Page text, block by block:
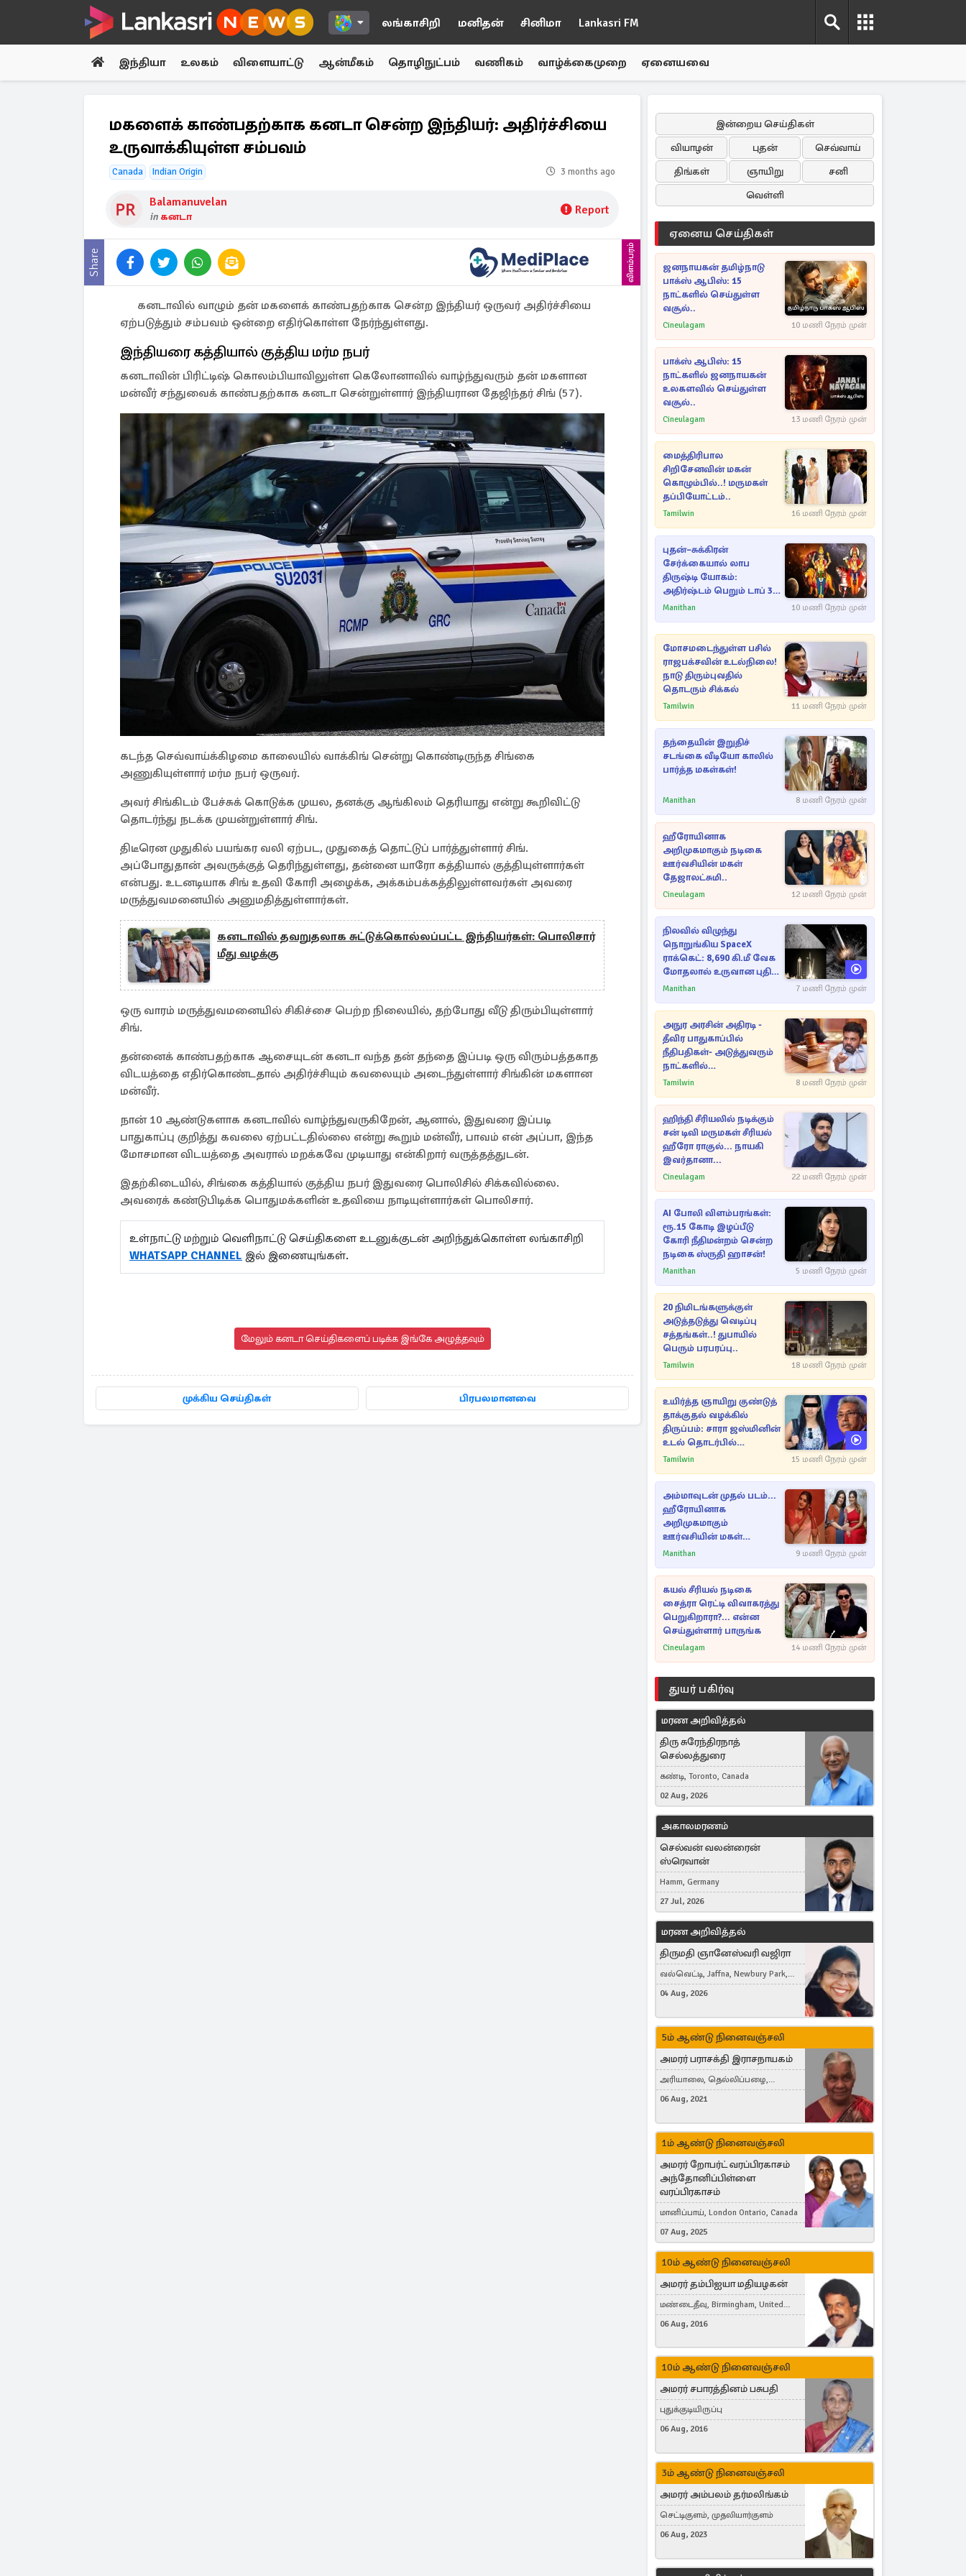
லங்காசிறி மனிதன் சினிமா Lankasri FM
இந்தியா உலகம் விளையாட்டு ஆன்மீகம் தொழிநுட்பம் வணிகம் வாழ்க்கைமுறை ஏனையவை
மகளைக் காண்பதற்காக கனடா சென்ற இந்தியர்: அதிர்ச்சியை
உருவாக்கியுள்ள சம்பவம்
Canada Indian Origin 3 months ago
Balamanuvelan
in கனடா Report
Share விளம்பரம்
கனடாவில் வாழும் தன் மகளைக் காண்பதற்காக சென்ற இந்தியர் ஒருவர் அதிர்ச்சியை
ஏற்படுத்தும் சம்பவம் ஒன்றை எதிர்கொள்ள நேர்ந்துள்ளது.
இந்தியரை கத்தியால் குத்திய மர்ம நபர்
கனடாவின் பிரிட்டிஷ் கொலம்பியாவிலுள்ள கெலோனாவில் வாழ்ந்துவரும் தன் மகளான
மன்வீர் சந்துவைக் காண்பதற்காக கனடா சென்றுள்ளார் இந்தியரான தேஜிந்தர் சிங் (57).
கடந்த செவ்வாய்க்கிழமை காலையில் வாக்கிங் சென்று கொண்டிருந்த சிங்கை
அணுகியுள்ளார் மர்ம நபர் ஒருவர்.
அவர் சிங்கிடம் பேச்சுக் கொடுக்க முயல, தனக்கு ஆங்கிலம் தெரியாது என்று கூறிவிட்டு
தொடர்ந்து நடக்க முயன்றுள்ளார் சிங்.
திடீரென முதுகில் பயங்கர வலி ஏற்பட, முதுகைத் தொட்டுப் பார்த்துள்ளார் சிங்.
அப்போதுதான் அவருக்குத் தெரிந்துள்ளது, தன்னை யாரோ கத்தியால் குத்தியுள்ளார்கள்
என்பது. உடனடியாக சிங் உதவி கோரி அழைக்க, அக்கம்பக்கத்திலுள்ளவர்கள் அவரை
மருத்துவமனையில் அனுமதித்துள்ளார்கள்.
கனடாவில் தவறுதலாக சுட்டுக்கொல்லப்பட்ட இந்தியர்கள்: பொலிசார்
மீது வழக்கு
ஒரு வாரம் மருத்துவமனையில் சிகிச்சை பெற்ற நிலையில், தற்போது வீடு திரும்பியுள்ளார்
சிங்.
தன்னைக் காண்பதற்காக ஆசையுடன் கனடா வந்த தன் தந்தை இப்படி ஒரு விரும்பத்தகாத
விடயத்தை எதிர்கொண்டதால் அதிர்ச்சியும் கவலையும் அடைந்துள்ளார் சிங்கின் மகளான
மன்வீர்.
நான் 10 ஆண்டுகளாக கனடாவில் வாழ்ந்துவருகிறேன், ஆனால், இதுவரை இப்படி
பாதுகாப்பு குறித்து கவலை ஏற்பட்டதில்லை என்று கூறும் மன்வீர், பாவம் என் அப்பா, இந்த
மோசமான விடயத்தை அவரால் மறக்கவே முடியாது என்கிறார் வருத்தத்துடன்.
இதற்கிடையில், சிங்கை கத்தியால் குத்திய நபர் இதுவரை பொலிசில் சிக்கவில்லை.
அவரைக் கண்டுபிடிக்க பொதுமக்களின் உதவியை நாடியுள்ளார்கள் பொலிசார்.
உள்நாட்டு மற்றும் வெளிநாட்டு செய்திகளை உடனுக்குடன் அறிந்துக்கொள்ள லங்காசிறி
WHATSAPP CHANNEL இல் இணையுங்கள்.
மேலும் கனடா செய்திகளைப் படிக்க இங்கே அழுத்தவும்
முக்கிய செய்திகள் பிரபலமானவை
இன்றைய செய்திகள்
வியாழன்
புதன்
செவ்வாய்
திங்கள்
ஞாயிறு
சனி
வெள்ளி
ஏனைய செய்திகள்
ஜனநாயகன் தமிழ்நாடு
பாக்ஸ் ஆபிஸ்: 15
நாட்களில் செய்துள்ள
வசூல்..
Cineulagam 10 மணி நேரம் முன்
பாக்ஸ் ஆபிஸ்: 15
நாட்களில் ஜனநாயகன்
உலகளவில் செய்துள்ள
வசூல்..
Cineulagam 13 மணி நேரம் முன்
மைத்திரிபால
சிறிசேனவின் மகன்
கொழும்பில்..! மருமகள்
தப்பியோட்டம்..
Tamilwin 16 மணி நேரம் முன்
புதன்–சுக்கிரன்
சேர்க்கையால் லாப
திருஷ்டி யோகம்:
அதிர்ஷ்டம் பெறும் டாப் 3
ராசிகள்!
Manithan 10 மணி நேரம் முன்
மோசமடைந்துள்ள பசில்
ராஜபக்சவின் உடல்நிலை!
நாடு திரும்புவதில்
தொடரும் சிக்கல்
Tamilwin 11 மணி நேரம் முன்
தந்தையின் இறுதிச்
சடங்கை வீடியோ காலில்
பார்த்த மகள்கள்!
Manithan 8 மணி நேரம் முன்
ஹீரோயினாக
அறிமுகமாகும் நடிகை
ஊர்வசியின் மகள்
தேஜாலட்சுமி..
Cineulagam 12 மணி நேரம் முன்
நிலவில் விழுந்து
நொறுங்கிய SpaceX
ராக்கெட்: 8,690 கி.மீ வேக
மோதலால் உருவான புதிய
பள்ளம்!
Manithan 7 மணி நேரம் முன்
அநுர அரசின் அதிரடி -
தீவிர பாதுகாப்பில்
நீதிபதிகள்- அடுத்துவரும்
நாட்களில்
அம்பலமாகவுள்ள ரகசியம்
Tamilwin 8 மணி நேரம் முன்
ஹிந்தி சீரியலில் நடிக்கும்
சன் டிவி மருமகள் சீரியல்
ஹீரோ ராகுல்... நாயகி
இவர்தானா...
Cineulagam 22 மணி நேரம் முன்
AI போலி விளம்பரங்கள்:
ரூ.15 கோடி இழப்பீடு
கோரி நீதிமன்றம் சென்ற
நடிகை ஸ்ருதி ஹாசன்!
Manithan 5 மணி நேரம் முன்
20 நிமிடங்களுக்குள்
அடுத்தடுத்து வெடிப்பு
சத்தங்கள்..! துபாயில்
பெரும் பரபரப்பு..
Tamilwin 18 மணி நேரம் முன்
உயிர்த்த ஞாயிறு குண்டுத்
தாக்குதல் வழக்கில்
திருப்பம்: சாரா ஜஸ்மினின்
உடல் தொடர்பில்
நீதிமன்றத்தில் வெளியான
Tamilwin 15 மணி நேரம் முன்
அம்மாவுடன் முதல் படம்...
ஹீரோயினாக
அறிமுகமாகும்
ஊர்வசியின் மகள்
தேஜலட்சுமி!
Manithan 9 மணி நேரம் முன்
கயல் சீரியல் நடிகை
சைத்ரா ரெட்டி விவாகரத்து
பெறுகிறாரா?... என்ன
செய்துள்ளார் பாருங்க
Cineulagam 14 மணி நேரம் முன்
துயர் பகிர்வு
மரண அறிவித்தல்
திரு சுரேந்திரநாத்
செல்லத்துரை
கண்டி, Toronto, Canada
02 Aug, 2026
அகாலமரணம்
செல்வன் வலன்ரைன்
ஸ்ரெவான்
Hamm, Germany
27 Jul, 2026
மரண அறிவித்தல்
திருமதி ஞானேஸ்வரி வஜிரா
வல்வெட்டி, Jaffna, Newbury Park,
United Kingdom
04 Aug, 2026
5ம் ஆண்டு நினைவஞ்சலி
அமரர் பராசக்தி இராசநாயகம்
அரியாலை, தெல்லிப்பழை,
Montreal, Canada
06 Aug, 2021
1ம் ஆண்டு நினைவஞ்சலி
அமரர் றோபர்ட் வரப்பிரகாசம்
அந்தோனிப்பிள்ளை
வரப்பிரகாசம்
மானிப்பாய், London Ontario, Canada
07 Aug, 2025
10ம் ஆண்டு நினைவஞ்சலி
அமரர் தம்பிஐயா மதியழகன்
மண்டைதீவு, Birmingham, United
Kingdom
06 Aug, 2016
10ம் ஆண்டு நினைவஞ்சலி
அமரர் சபாரத்தினம் பசுபதி
புதுக்குடியிருப்பு
06 Aug, 2016
3ம் ஆண்டு நினைவஞ்சலி
அமரர் அம்பலம் தர்மலிங்கம்
செட்டிகுளம், முதலியார்குளம்
06 Aug, 2023